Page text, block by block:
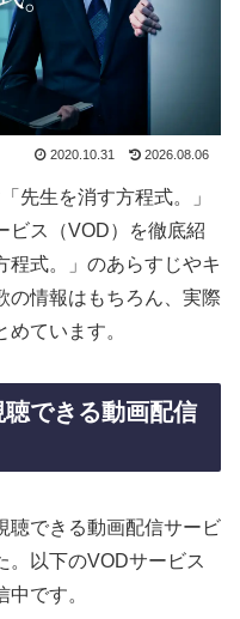
2020.10.31 2026.08.06
先生を消す方程式。」
ビス（VOD）を徹底紹
程式。」のあらすじやキ
の情報はもちろん、実際
ています。
できる動画配信
聴できる動画配信サービ
。以下のVODサービス
です。